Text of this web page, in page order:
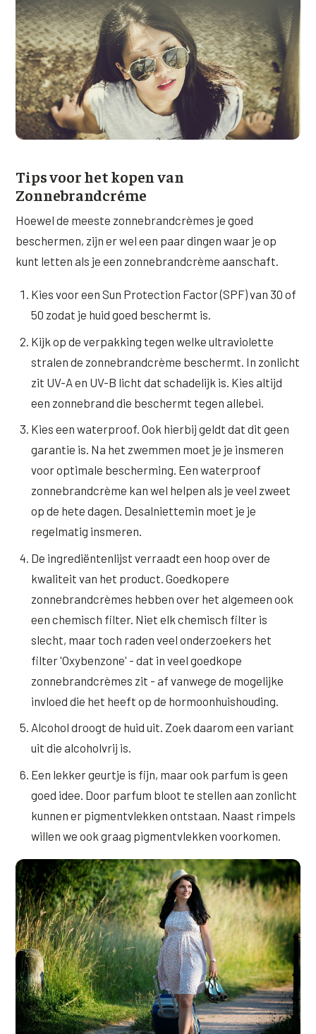
Tips voor het kopen van
Zonnebrandcréme
Hoewel de meeste zonnebrandcrèmes je goed
beschermen, zijn er wel een paar dingen waar je op
kunt letten als je een zonnebrandcrème aanschaft.
Kies voor een Sun Protection Factor (SPF) van 30 of
50 zodat je huid goed beschermt is.
Kijk op de verpakking tegen welke ultraviolette
stralen de zonnebrandcrème beschermt. In zonlicht
zit UV-A en UV-B licht dat schadelijk is. Kies altijd
een zonnebrand die beschermt tegen allebei.
Kies een waterproof. Ook hierbij geldt dat dit geen
garantie is. Na het zwemmen moet je je insmeren
voor optimale bescherming. Een waterproof
zonnebrandcrème kan wel helpen als je veel zweet
op de hete dagen. Desalniettemin moet je je
regelmatig insmeren.
De ingrediëntenlijst verraadt een hoop over de
kwaliteit van het product. Goedkopere
zonnebrandcrèmes hebben over het algemeen ook
een chemisch filter. Niet elk chemisch filter is
slecht, maar toch raden veel onderzoekers het
filter 'Oxybenzone' - dat in veel goedkope
zonnebrandcrèmes zit - af vanwege de mogelijke
invloed die het heeft op de hormoonhuishouding.
Alcohol droogt de huid uit. Zoek daarom een variant
uit die alcoholvrij is.
Een lekker geurtje is fijn, maar ook parfum is geen
goed idee. Door parfum bloot te stellen aan zonlicht
kunnen er pigmentvlekken ontstaan. Naast rimpels
willen we ook graag pigmentvlekken voorkomen.